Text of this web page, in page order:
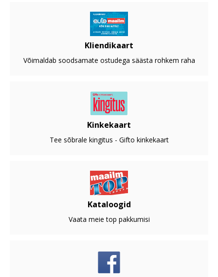
Kliendikaart
Võimaldab soodsamate ostudega säästa rohkem raha
Kinkekaart
Tee sõbrale kingitus - Gifto kinkekaart
Kataloogid
Vaata meie top pakkumisi